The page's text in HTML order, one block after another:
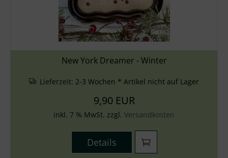
New York Dreamer - Winter
Lieferzeit: 2-3 Wochen * Artikel nicht auf Lager
9,90 EUR
inkl. 7 % MwSt. zzgl. Versandkosten
Details